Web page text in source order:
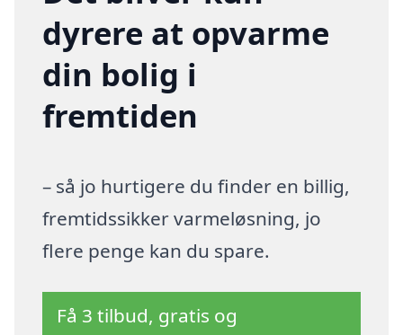
dyrere at opvarme
din bolig i
fremtiden
– så jo hurtigere du finder en billig,
fremtidssikker varmeløsning, jo
flere penge kan du spare.
Få 3 tilbud, gratis og